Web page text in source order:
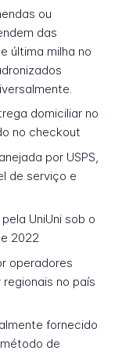
ou
das
última milha no
domiciliar no
no checkout
por USPS,
de serviço e
UniUni sob o
2022
operadores
no país
fornecido
de